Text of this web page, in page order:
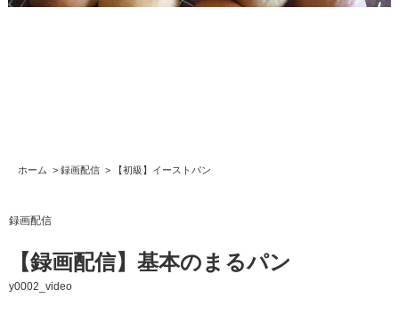
ホーム > 録画配信 > 【初級】イーストパン
録画配信
【録画配信】基本のまるパン
y0002_video